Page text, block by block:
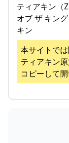
ティアキン（
オブ ザ キン
キン
本サイトで
ティアキン
コピーして開